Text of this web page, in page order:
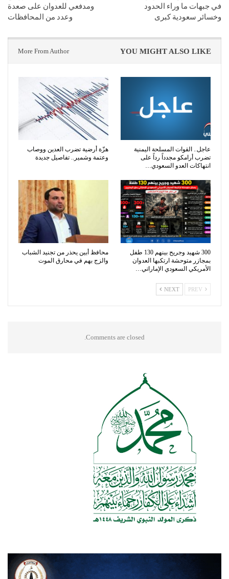
في جبهات ما وراء الحدود
وخسائر سعودية كبرى
ومدفعي للعدوان على صعدة
وعدد من المحافظات
YOU MIGHT ALSO LIKE
More From Author
عاجل.. القوات المسلحة اليمنية
تضرب أرامكو مجدداً رداً على
انتهاكات العدو السعودي…
هزّة أرضية تضرب العدين ووصاب
وعتمة وشمير.. تفاصيل جديدة
300 شهيد وجريح بينهم 130 طفل
بمجازر متوحشة ارتكبها العدوان
الأمريكي السعودي الإماراتي…
محافظ أبين يحذر من تجنيد الشباب
والزج بهم في محارق الموت
NEXT
Comments are closed.